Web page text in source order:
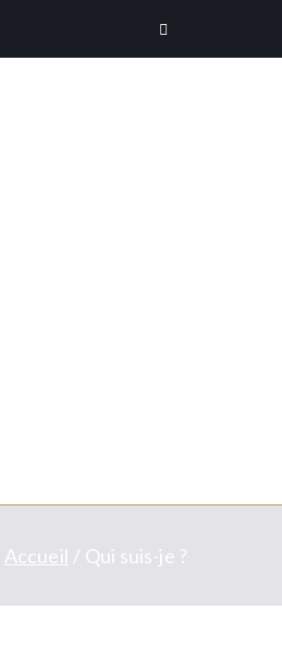
Accueil Qui suis-je ?